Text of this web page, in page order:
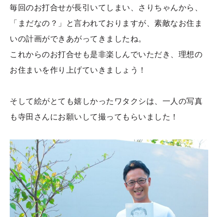
毎回のお打合せが長引いてしまい、さりちゃんから、
「まだなの？」と言われておりますが、素敵なお住ま
いの計画ができあがってきましたね。
これからのお打合せも是非楽しんでいただき、理想の
お住まいを作り上げていきましょう！
そして絵がとても嬉しかったワタクシは、一人の写真
も寺田さんにお願いして撮ってもらいました！